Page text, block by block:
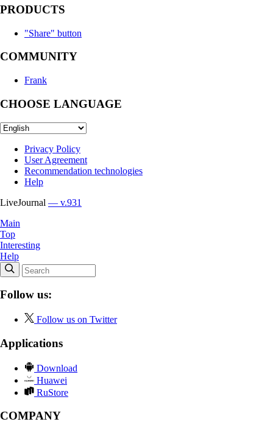
PRODUCTS
"Share" button
COMMUNITY
Frank
CHOOSE LANGUAGE
Privacy Policy
User Agreement
Recommendation technologies
Help
LiveJournal — v.931
Main
Top
Interesting
Help
Follow us:
Follow us on Twitter
Applications
Download
Huawei
RuStore
COMPANY